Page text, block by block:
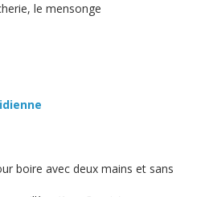
le mensonge
boire avec deux mains et sans